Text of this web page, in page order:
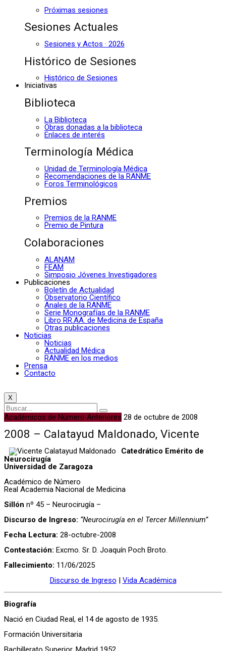
Próximas sesiones
Sesiones Actuales
Sesiones y Actos · 2026
Histórico de Sesiones
Histórico de Sesiones
Iniciativas
Biblioteca
La Biblioteca
Obras donadas a la biblioteca
Enlaces de interés
Terminología Médica
Unidad de Terminología Médica
Recomendaciones de la RANME
Foros Terminológicos
Premios
Premios de la RANME
Premio de Pintura
Colaboraciones
ALANAM
FEAM
Simposio Jóvenes Investigadores
Publicaciones
Boletín de Actualidad
Observatorio Científico
Anales de la RANME
Serie Monografías de la RANME
Libro RR.AA. de Medicina de España
Otras publicaciones
Noticias
Noticias
Actualidad Médica
RANME en los medios
Prensa
Contacto
X
Académicos de Número Anteriores 28 de octubre de 2008
2008 – Calatayud Maldonado, Vicente
Catedrático Emérito de
Neurocirugía
Universidad de Zaragoza
Académico de Número
Real Academia Nacional de Medicina
Sillón nº 45 – Neurocirugía –
Discurso de Ingreso: “Neurocirugía en el Tercer Millennium”
Fecha Lectura: 28-octubre-2008
Contestación: Excmo. Sr. D. Joaquín Poch Broto.
Fallecimiento: 11/06/2025
Discurso de Ingreso | Vida Académica
Biografía
Nació en Ciudad Real, el 14 de agosto de 1935.
Formación Universitaria